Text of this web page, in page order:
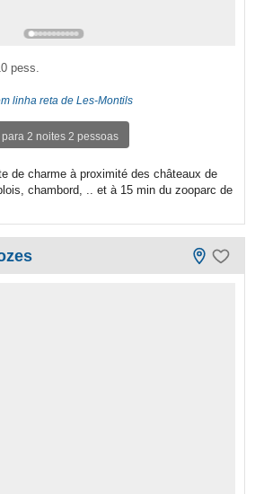
pess.
linha reta de Les-Montils
2 noites 2 pessoas
de charme à proximité des châteaux de
chambord, .. et à 15 min du zooparc de